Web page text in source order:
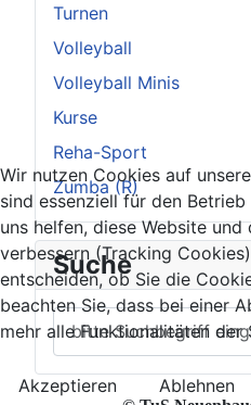
Turnen
Volleyball
Volleyball Minis
Kurse
Reha-Sport
Zumba (R)
Suche
Wir nutzen Cookies auf
sind essenziell für den
uns helfen, diese Website
verbessern (Tracking
entscheiden, ob Sie die
beachten Sie, dass bei einer
mehr alle Funktionalitäten
Akzeptieren Ablehnen